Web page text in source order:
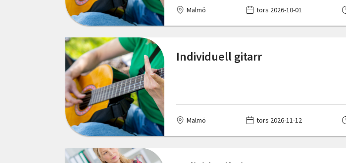
Malmö tors 2026-10-01
Individuell gitarr
Malmö tors 2026-11-12